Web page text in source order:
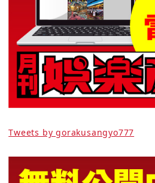
Tweets by gorakusangyo777